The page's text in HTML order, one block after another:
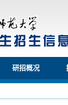
研招概况